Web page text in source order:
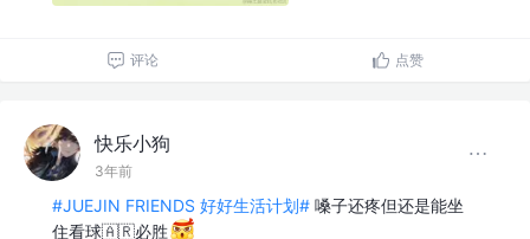
评论 点赞
快乐小狗
3年前
#JUEJIN FRIENDS 好好生活计划# 嗓子还疼但还是能坐
住看球🇦🇷必胜